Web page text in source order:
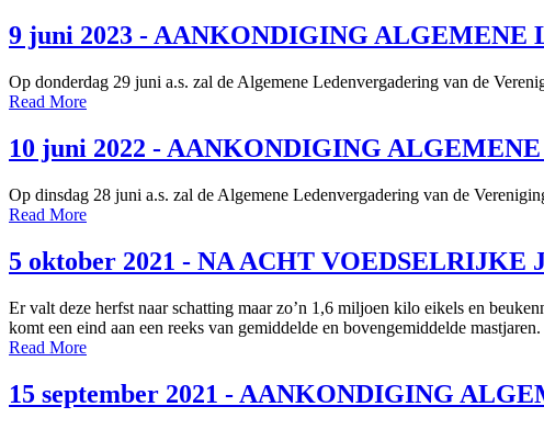
9 juni 2023 - AANKONDIGING ALGEMENE
Op donderdag 29 juni a.s. zal de Algemene Ledenvergadering van de
Read More
10 juni 2022 - AANKONDIGING
Op dinsdag 28 juni a.s. zal de Algemene Ledenvergadering van de
Read More
5 oktober 2021 - NA ACHT
Er valt deze herfst naar schatting maar zo’n 1,6 miljoen kilo eikels en
komt een eind aan een reeks van gemiddelde en bovengemiddelde
Read More
15 september 2021 - AANKONDIGING